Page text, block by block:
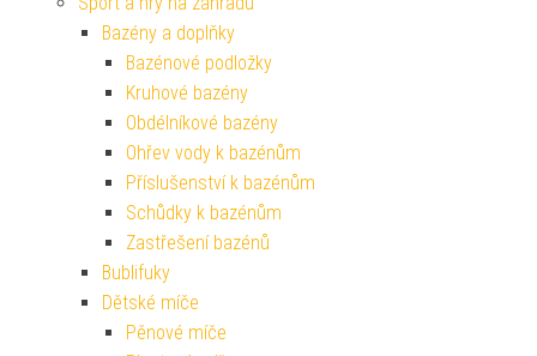
Bazény a doplňky
Bazénové podložky
Kruhové bazény
Obdélníkové bazény
Ohřev vody k bazénům
Příslušenství k bazénům
Schůdky k bazénům
Zastřešení bazénů
Bublifuky
Dětské míče
Pěnové míče